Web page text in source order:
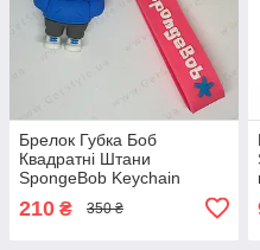
Брелок Губка Боб
Квадратні Штани
SpongeBob Keychain
210 ₴ 350 ₴